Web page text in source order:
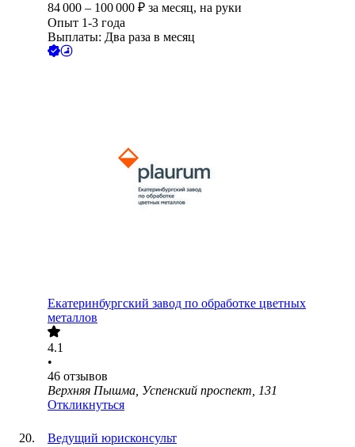
84 000 – 100 000 ₽ за месяц, на руки
Опыт 1-3 года
Выплаты: Два раза в месяц
Екатеринбургский завод по обработке цветных
металлов
4.1
•
46 отзывов
Верхняя Пышма, Успенский проспект, 131
Откликнуться
Ведущий юрисконсульт